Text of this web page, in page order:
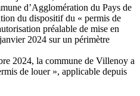
d’Agglomération du Pays de
du dispositif du « permis de
préalable de mise en
2024 sur un périmètre
2024, la commune de Villenoy a
de louer », applicable depuis